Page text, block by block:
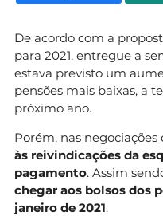
De acordo com a
para 2021, entregue a
estava previsto um
pensões mais baixas, a
próximo ano.
Porém, nas negociações
às reivindicações da
pagamento. Assim
chegar aos bolsos dos
janeiro de 2021.